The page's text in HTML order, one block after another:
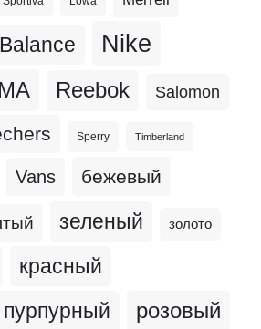
Nike
Reebok Salomon
Sperry Timberland
Vans бежевый
зеленый золото
красный
пурпурный розовый